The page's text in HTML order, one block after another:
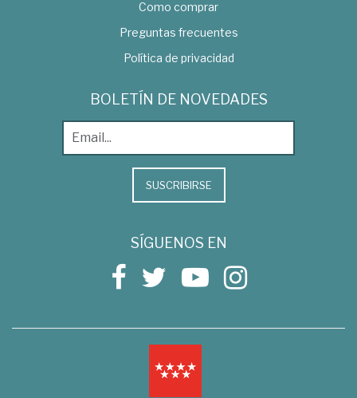
Como comprar
Preguntas frecuentes
Política de privacidad
BOLETÍN DE NOVEDADES
SUSCRIBIRSE
SÍGUENOS EN